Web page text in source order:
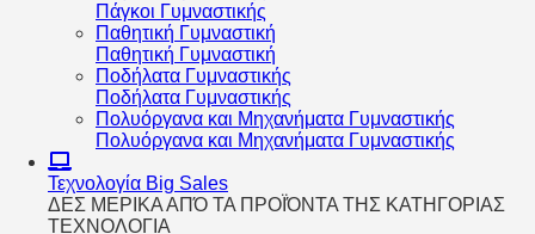
Πάγκοι Γυμναστικής
Παθητική Γυμναστική
Παθητική Γυμναστική
Ποδήλατα Γυμναστικής
Ποδήλατα Γυμναστικής
Πολυόργανα και Μηχανήματα Γυμναστικής
Πολυόργανα και Μηχανήματα Γυμναστικής
Τεχνολογία Big Sales
ΔΕΣ ΜΕΡΙΚΑ ΑΠΌ ΤΑ ΠΡΟΪΌΝΤΑ ΤΗΣ ΚΑΤΗΓΟΡΙΑΣ
ΤΕΧΝΟΛΟΓΙΑ